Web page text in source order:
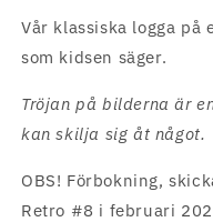
Vår klassiska logga på
som kidsen säger.
Tröjan på bilderna är
kan skilja sig åt något.
OBS! Förbokning,
Retro #8 i februari